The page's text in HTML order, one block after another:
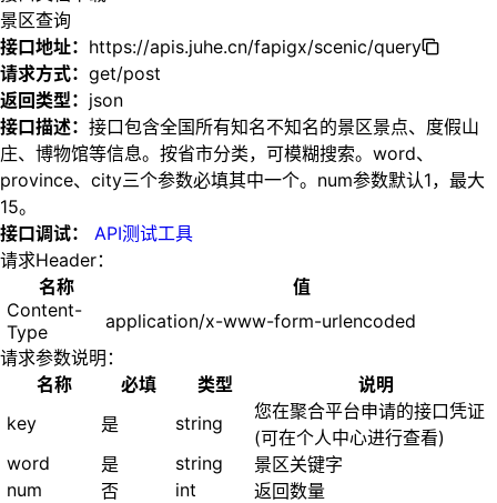
景区查询
接口地址： https://apis.juhe.cn/fapigx/scenic/query
请求方式： get/post
返回类型： json
接口描述： 接口包含全国所有知名不知名的景区景点、度假山
庄、博物馆等信息。按省市分类，可模糊搜索。word、
province、city三个参数必填其中一个。num参数默认1，最大
15。
接口调试：
API测试工具
请求Header：
名称
值
Content-
Type
application/x-www-form-urlencoded
请求参数说明：
名称
必填 类型
说明
key
是 string
您在聚合平台申请的接口凭证
(可在个人中心进行查看)
word
是 string
景区关键字
num
否 int
返回数量